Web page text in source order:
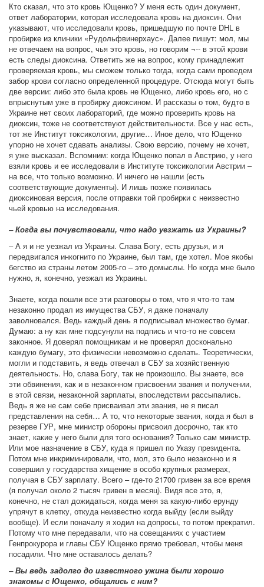
Кто сказал, что это кровь Ющенко? У меня есть один документ,
ответ лаборатории, которая исследовала кровь на диоксин. Они
указывают, что исследовали кровь, пришедшую по почте DHL в
пробирке из клиники «Рудольфвинерхаус». Далее пишут: мол, мы
не отвечаем на вопрос, чья это кровь, но говорим ¬-- в этой крови
есть следы диоксина. Ответить же на вопрос, кому принадлежит
проверяемая кровь, мы сможем только тогда, когда сами проведем
забор крови согласно определенной процедуре. Отсюда могут быть
две версии: либо это была кровь не Ющенко, либо кровь его, но с
впрыснутым уже в пробирку диоксином. И рассказы о том, будто в
Украине нет своих лабораторий, где можно проверить кровь на
диоксин, тоже не соответствуют действительности. Все у нас есть,
тот же Институт токсикологии, другие… Иное дело, что Ющенко
упорно не хочет сдавать анализы. Свою версию, почему не хочет,
я уже высказал. Вспомним: когда Ющенко попал в Австрию, у него
взяли кровь и ее исследовали в Институте токсикологии Австрии –
на все, что только возможно. И ничего не нашли (есть
соответствующие документы). И лишь позже появилась
диоксиновая версия, после отправки той пробирки с неизвестно
чьей кровью на исследования.
– Когда вы почувствовали, что надо уезжать из Украины?
– А я и не уезжал из Украины. Слава Богу, есть друзья, и я
передвигался инкогнито по Украине, был там, где хотел. Мое якобы
бегство из страны летом 2005-го – это домыслы. Но когда мне было
нужно, я, конечно, уезжал из Украины.
Знаете, когда пошли все эти разговоры о том, что я что-то там
незаконно продал из имущества СБУ, я даже поначалу
заволновался. Ведь каждый день я подписывал множество бумаг.
Думаю: а ну как мне подсунули на подпись и что-то не совсем
законное. Я доверял помощникам и не проверял досконально
каждую бумагу, это физически невозможно сделать. Теоретически,
могли и подставить, я ведь отвечал в СБУ за хозяйственную
деятельность. Но, слава Богу, так не произошло. Вы знаете, все
эти обвинения, как и в незаконном присвоении звания и получении,
в этой связи, незаконной зарплаты, впоследствии рассыпались.
Ведь я же не сам себе присваивал эти звания, не я писал
представления на себя… А то, что некоторые звания, когда я был в
резерве ГУР, мне министр обороны присвоил досрочно, так кто
знает, какие у него были для того основания? Только сам министр.
Или мое назначение в СБУ, куда я пришел по Указу президента.
Потом мне инкриминировали, что, мол, это было незаконно и я
совершил у государства хищение в особо крупных размерах,
получая в СБУ зарплату. Всего – где-то 21700 гривен за все время
(я получал около 2 тысяч гривен в месяц). Видя все это, я,
конечно, не стал дожидаться, когда меня за какую-либо ерунду
упрячут в клетку, откуда неизвестно когда выйду (если выйду
вообще). И если поначалу я ходил на допросы, то потом прекратил.
Потому что мне передавали, что на совещаниях с участием
Генпрокурора и главы СБУ Ющенко прямо требовал, чтобы меня
посадили. Что мне оставалось делать?
– Вы ведь задолго до известного ужина были хорошо
знакомы с Ющенко, общались с ним?